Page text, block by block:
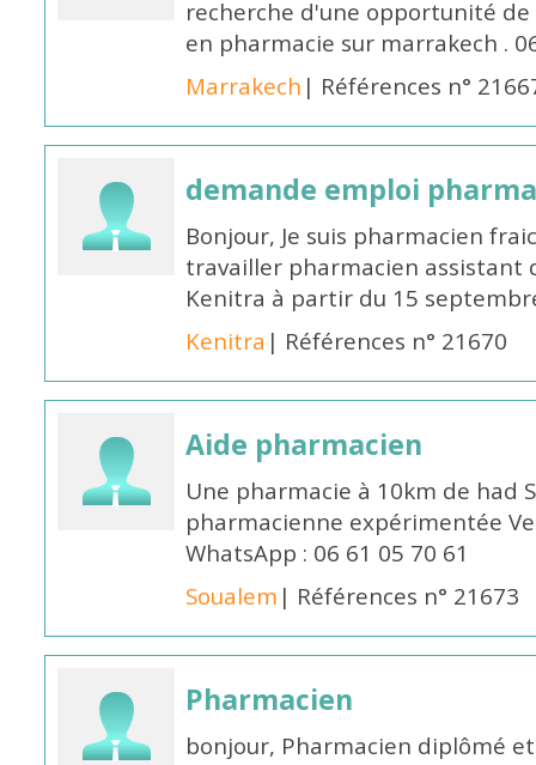
recherche d'une opportunité
en pharmacie sur marrakech .
Marrakech | Références n°
demande emploi
Bonjour, Je suis pharmacien
travailler pharmacien assistant
Kenitra à partir du 15
Kenitra | Références n° 21670
Aide pharmacien
Une pharmacie à 10km de had
pharmacienne expérimentée
WhatsApp : 06 61 05 70 61
Soualem | Références n° 21673
Pharmacien
bonjour, Pharmacien diplômé